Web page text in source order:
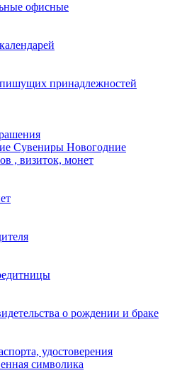
офисные
принадлежностей
Сувениры Новогодние
, визиток, монет
о рождении и браке
удостоверения
символика